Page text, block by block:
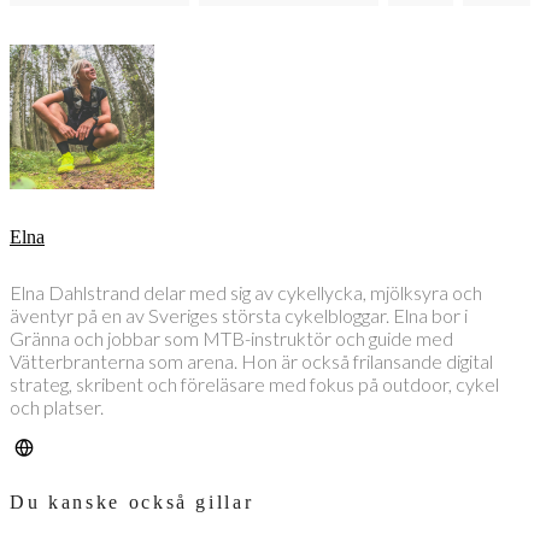
Elna
Elna Dahlstrand delar med sig av cykellycka, mjölksyra och
äventyr på en av Sveriges största cykelbloggar. Elna bor i
Gränna och jobbar som MTB-instruktör och guide med
Vätterbranterna som arena. Hon är också frilansande digital
strateg, skribent och föreläsare med fokus på outdoor, cykel
och platser.
Du kanske också gillar